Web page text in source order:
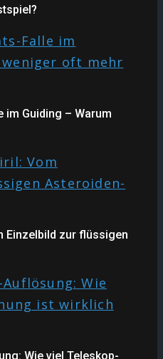
im Guiding – Warum
Einzelbild zur flüssigen
Wie viel Teleskop-